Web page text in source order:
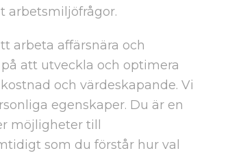
arbetsmiljöfrågor.
arbeta affärsnära och
att utveckla och optimera
och värdeskapande. Vi
egenskaper. Du är en
möjligheter till
som du förstår hur val